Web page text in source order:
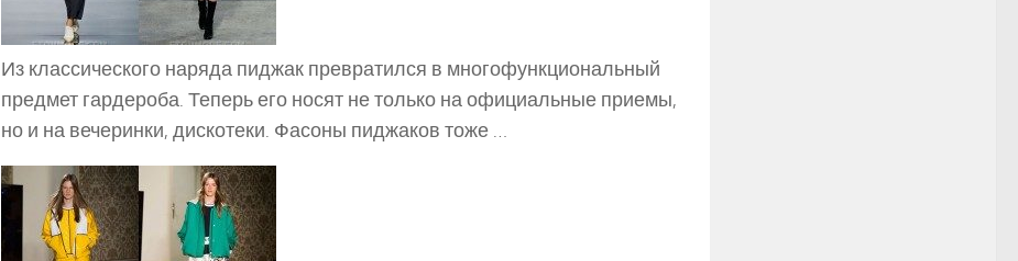
Из классического наряда пиджак превратился в многофункциональный
предмет гардероба. Теперь его носят не только на официальные приемы,
но и на вечеринки, дискотеки. Фасоны пиджаков тоже …